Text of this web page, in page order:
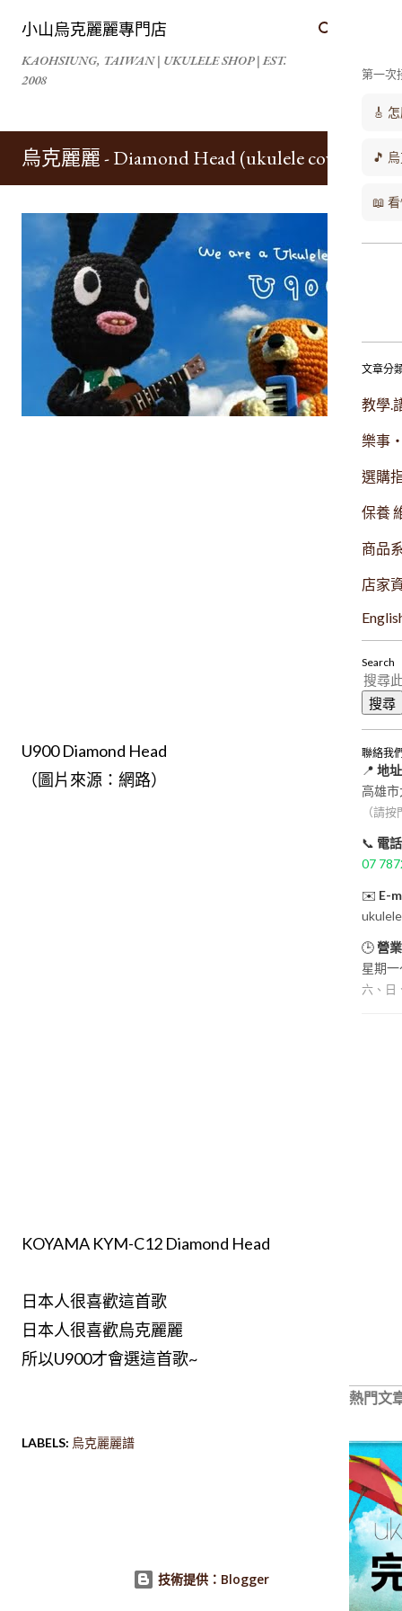
跳到主要內容
小山烏克麗麗專門店
KAOHSIUNG, TAIWAN | UKULELE SHOP | EST.
2008
烏克麗麗 - Diamond Head (ukulele cover)
U900 Diamond Head
（圖片來源：網路）
KOYAMA KYM-C12 Diamond Head
日本人很喜歡這首歌
日本人很喜歡烏克麗麗
所以U900才會選這首歌~
LABELS: 烏克麗麗譜
第一次
🎸
🎵
📖
文章分
教學.
樂事
選購
保養
商品
店家
Search
聯絡我
📍 地址
高雄市
（請
📞 電話
07
✉️ E-
🕒營
星期
六、日
熱門文
技術提供：Blogger